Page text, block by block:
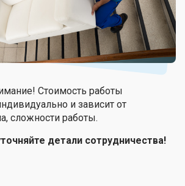
Стоимость работы
и зависит от
сложности работы.
детали сотрудничества!